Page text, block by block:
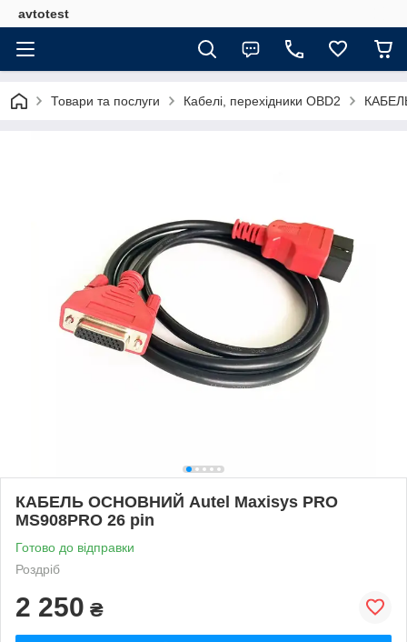
avtotest
Товари та послуги Кабелі, перехідники OBD2
КАБЕЛЬ ОСНОВНИЙ Autel Maxisys PRO
MS908PRO 26 pin
Готово до відправки
Роздріб
2 250 ₴